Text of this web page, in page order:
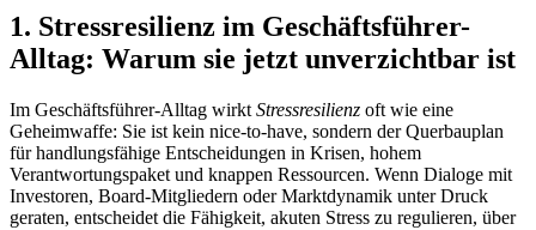
1. Stressresilienz im Geschäftsführer-
Alltag: Warum sie jetzt unverzichtbar ist
Im Geschäftsführer-Alltag wirkt Stressresilienz oft wie eine
Geheimwaffe: Sie ist kein nice-to-have, sondern der Querbauplan
für handlungsfähige Entscheidungen in Krisen, hohem
Verantwortungspaket und knappen Ressourcen. Wenn Dialoge mit
Investoren, Board-Mitgliedern oder Marktdynamik unter Druck
geraten, entscheidet die Fähigkeit, akuten Stress zu regulieren, über